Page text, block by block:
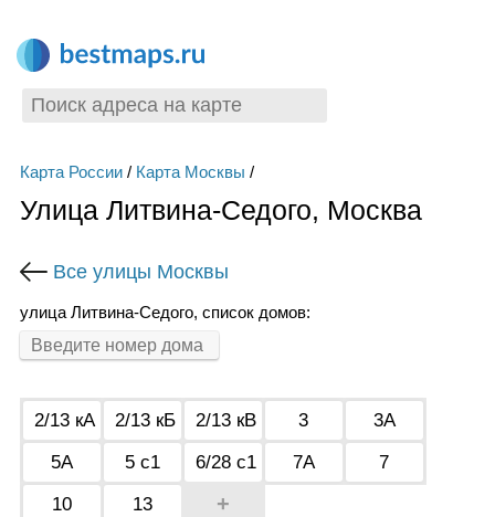
Карта России/ Карта Москвы /
Улица Литвина-Седого, Москва
Все улицы Москвы
улица Литвина-Седого, список домов:
2/13 кА с32/13 кБ с22/13 кВ с1 3
3А
5А
5 с1 6/28 с1 7А
7
10
13 +